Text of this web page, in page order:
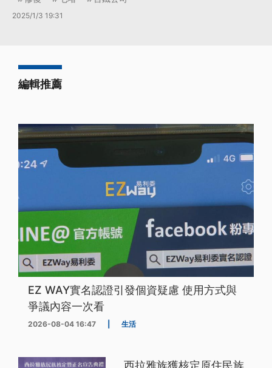
2025/1/3 19:31
編輯推薦
EZ WAY實名認證引發個資疑慮 使用方式與
爭議內容一次看
2026-08-04 16:47 生活
西拉雅族獲核定原住民族